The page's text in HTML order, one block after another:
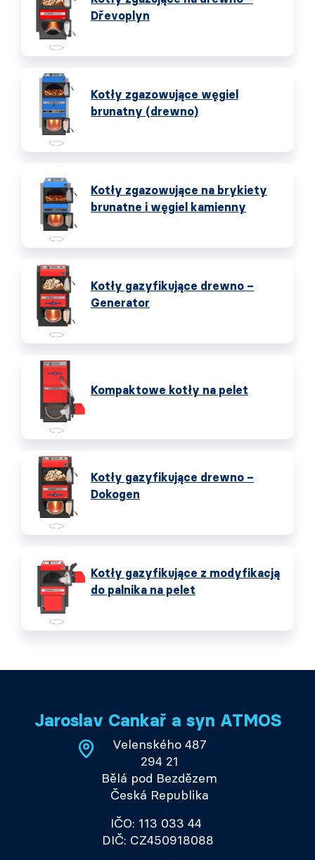
Dřevoplyn
Kotły zgazowujące węgiel
brunatny (drewno)
Kotły zgazowujące na brykiety
brunatne i węgiel kamienny
Kotły gazyfikujące drewno –
Generator
Kompaktowe kotły na pelet
Kotły gazyfikujące drewno –
Dokogen
Kotły gazyfikujące z modyfikacją
do palnika na pelet
Jaroslav Cankař a syn ATMOS
Velenského 487
294 21
Bělá pod Bezdězem
Česká Republika
IČO: 113 033 44
DIČ: CZ450918088